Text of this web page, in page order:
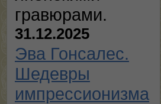
гравюрами.
31.12.2025
Эва Гонсалес.
Шедевры
импрессионизма